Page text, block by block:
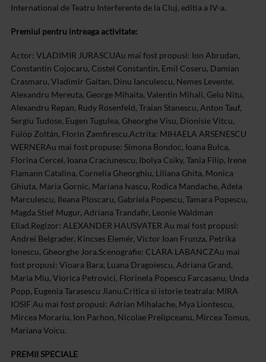
International de Teatru Interferente de la Cluj, editia a IV-a.
Premiul pentru intreaga activitate:
Actor: VLADIMIR JURASCUAu mai fost propusi: Ion Abrudan,
Constantin Cojocaru, Costel Constantin, Emil Coseru, Damian
Crasmaru, Vladimir Gaitan, Dinu Ianculescu, Nemes Levente,
Alexandru Mereuta, George Mihaita, Valentin Mihali, Gelu Nitu,
Alexandru Repan, Rudy Rosenfeld, Traian Stanescu, Anton Tauf,
Sergiu Tudose, Eugen Tugulea, Gheorghe Visu, Dionisie Vitcu,
Fülöp Zoltán, Florin Zamfirescu.Actrita: MIHAELA ARSENESCU
WERNERAu mai fost propuse: Simona Bondoc, Ioana Bulca,
Florina Cercel, Ioana Craciunescu, Ibolya Csíky, Tania Filip, Irene
Flamann Catalina, Cornelia Gheorghiu, Liliana Ghita, Monica
Ghiuta, Maria Gornic, Mariana Ivascu, Rodica Mandache, Adela
Marculescu, Ileana Ploscaru, Gabriela Popescu, Tamara Popescu,
Magda Stief Mugur, Adriana Trandafir, Leonie Waldman
Eliad.Regizor: ALEXANDER HAUSVATER Au mai fost propusi:
Andrei Belgrader, Kincses Elemér, Victor Ioan Frunza, Petrika
Ionescu, Gheorghe Jora.Scenografie: CLARA LABANCZAu mai
fost propusi: Vioara Bara, Luana Dragoiescu, Adriana Grand,
Maria Miu, Viorica Petrovici, Florinela Popescu Farcasanu, Unda
Popp, Eugenia Tarasescu Jianu.Critica si istorie teatrala: MIRA
IOSIF Au mai fost propusi: Adrian Mihalache, Mya Liontescu,
Mircea Morariu, Ion Parhon, Nicolae Prelipceanu, Mircea Tomus,
Mariana Voicu.
PREMII SPECIALE